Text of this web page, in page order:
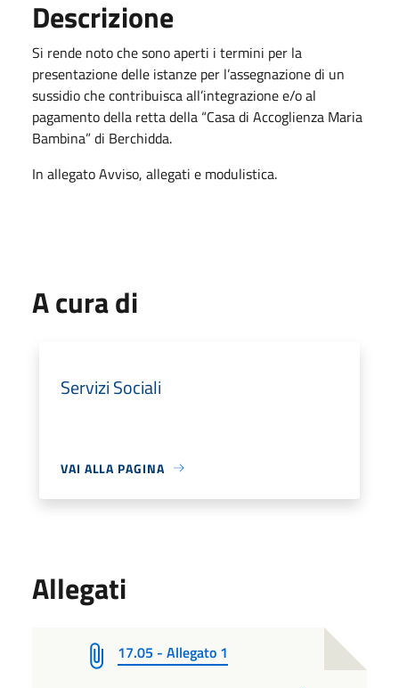
Descrizione
Si rende noto che sono aperti i termini per la
presentazione delle istanze per l’assegnazione di un
sussidio che contribuisca all’integrazione e/o al
pagamento della retta della “Casa di Accoglienza Maria
Bambina” di Berchidda.
In allegato Avviso, allegati e modulistica.
A cura di
Servizi Sociali
VAI ALLA PAGINA
Allegati
17.05 - Allegato 1